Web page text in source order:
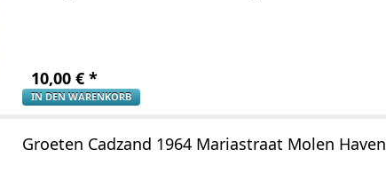
10,00 € *
IN DEN WARENKORB
Groeten Cadzand 1964 Mariastraat Molen Haven